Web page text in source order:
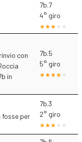
7b.7
4° giro
con
in
7b.5
5° giro
fosse per
7b.3
2° giro